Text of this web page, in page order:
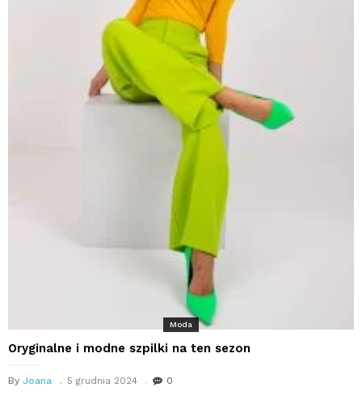
Moda
Oryginalne i modne szpilki na ten sezon
By Joana 5 grudnia 2024 0